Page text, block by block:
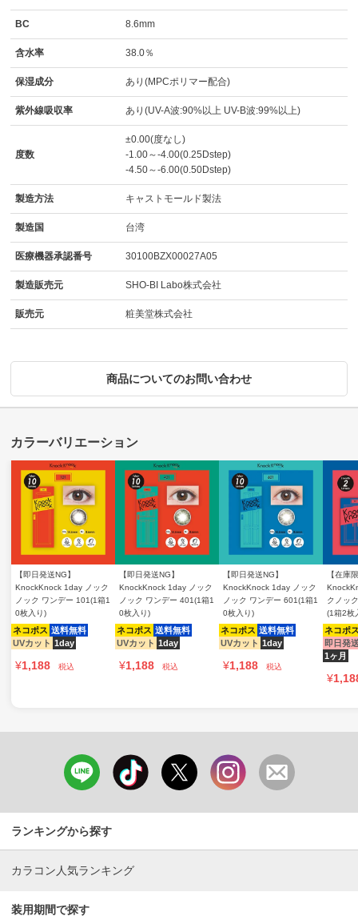
BC 8.6mm
含水率 38.0％
保湿成分 あり(MPCポリマー配合)
紫外線吸収率 あり(UV-A波:90%以上 UV-B波:99%以上)
度数
±0.00(度なし)
-1.00～-4.00(0.25Dstep)
-4.50～-6.00(0.50Dstep)
製造方法 キャストモールド製法
製造国 台湾
医療機器承認番号 30100BZX00027A05
製造販売元 SHO-BI Labo株式会社
販売元 粧美堂株式会社
商品についてのお問い合わせ
【即日発送NG】
KnockKnock 1day ノック
ノック ワンデー 101(1箱1
0枚入り)
ネコポス 送料無料
UVカット 1day
¥1,188 税込
【即日発送NG】
KnockKnock 1day ノック
ノック ワンデー 401(1箱1
0枚入り)
ネコポス 送料無料
UVカット 1day
¥1,188 税込
【即日発送NG】
KnockKnock 1day ノック
ノック ワンデー 601(1箱1
0枚入り)
ネコポス 送料無料
UVカット 1day
¥1,188 税込
【在庫
クノッ
(1箱2枚
ネコポ
即日発
1ヶ月
¥
ランキングから探す
カラコン人気ランキング
装用期間で探す